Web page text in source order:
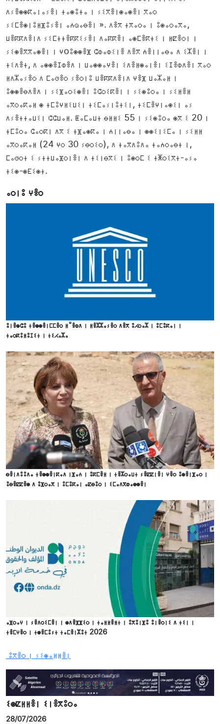
ⴷⵢⴻⵙⵙⴽⴰⵏⴰⵢⴻⵏ ⵜⴰⵙⵓⵜⴰ ⵏ ⵢⵉⴳⴻⵏⵙⴰⵙⴻⵏ ⴳⴰⵔ
ⵢⵉⵎⴻⵙⵏⵓⵍⴼⵓⵢⴻⵏ ⴰⵄⵕⴰⴱⴻⵏ ». ⴷⴻⴳ ⵜⴳⴰⵔⴰ ⵏ ⵓⵙⴰⵔⴰⴳⴰ,
ⵡⴻⴽⴽⴷⴻⵏⴷ ⵢⵉⵎⵜⵜⴻⴽⴽⵉⵢⴻⵏ ⴷⴰⴽⴽⴻⵏ ⴰⵙⵎⴻⴽⵜⵉ ⵏ ⵍⵇⴻⵔⵏ ⵏ
ⵢⵉⵙⴻⴳⴳⴰⵙⴻⵏ ⵏ ⵖoⵓⵙⵙⴻⴼ ⵛⵀⴰⵀⵉⵏⴻ ⴷⴻⴳ ⵄⴻⵏⵏⴰⴱⴰ ⴷ ⵉⵣⴻⵏ ⵏ
ⵜⵉⴷⴻⵜ, ⴷ ⴰⵙⵙⴻⵊⵀⴻⴷ ⵏ ⵡⴰⵙⵙⴰⵖⴻⵏ ⵉⴷⴻⵍⵙⴰⵏⴻⵏ ⵉⵊⴻⵀⴷⴻⵏ ⴳⴰⵔ
ⵍⴷⵣⴰⵢⴻⵔ ⴷ ⵎⴰⵚⴻⵔ ⵢⴻⵔⵏⵓ ⵡⴻⴽⴽⴷⴻⵏⴷ ⵖⴻⴼ ⵡⴰⵣⴰⵍ ⵏ
ⵓⵙⵙⴻⴱⴷⴻⴷ ⵏ ⵢⵉⴼⴰⵔⵉⵙⴻⵏ ⵓⵛⵔⵉⴽⴻⵏ ⵏ ⵢⵉⵙⵓⵔⴰ ⵏ ⵢⵉⵍⴻⵍ
ⴰⴳⵔⴰⴽⴰⵍ ⵙ ⵜⵎⵓⵖⵍⵉⵡⵉⵏ ⵜⵉⵎⴰⵢⵏⵓⵜⵉⵏ, ⵜⵉⵎⴻⵖⵏⴰⵙⵉⵏ ⴰⵢ
ⴷⵢⴻⵜⵜⴰⵡⵉⵏ ⵛⵛⵡⴰⵍ. ⵟⴰⵎⴰⵡⵜ ⴱⵍⵍⵉ 55 ⵏ ⵢⵉⵙⵓⵔⴰ ⵙⴳ ⵉ 20 ⵏ
ⵜⵎⵓⵔⴰ ⵛⴰⵔⴽⵏ ⴷⴳ ⵉ ⵜⴼⴰⵙⴽⴰ ⵏ ⵄⵏⵏⴰⴱⴰ ⵏ ⵙⵙⵉⵏⵉⵎⴰ ⵏ ⵢⵉⵍⵍ
ⴰⴳⵔⴰⴽⴰⵍ (24 ⵖⵔ 30 ⵢⴱⵔⵉⵔ), ⴷ ⵜⴰⴳⴷⵓⴷⴰ ⵜⴰⵄⵔⴰⴱⵜ ⵏ,
ⵎⴰⵚⵔⵜ ⵉ ⵢⵜⵜⵡⴰⴼⵔⵏⴻⵏ ⴷ ⵜⵉⵏⴱⴳⵉ ⵏ ⵓⵙⵔⵎ ⵉ ⵜⵥⵔⵉⴳⵜ-ⴰⵢⴰ
ⵜⵉⵙ-ⵙⴹⵉⵙⵜ.
ⴰⵔⵏⵓ ⵖⴻⵔ
ⵓⵏⴻⵙⵛⵓ ⵜⴻⵙⵙⴻⵏⵎⵎⴻⵔ ⵍⵯⴻⵀⴷ ⵏ ⵍⴻⵣⵣⴰⵢⴻⵔ ⴷⴻⴳ ⵓⵃⵔⴰⵣ ⵏ ⵓⵎⵓⴽⴰⵏ ⵏ
ⵜⴰⵔⴽⵓⵍⵓⵊⵉⵜ ⵏ ⵜⵉⵃⴰⵣⴰ
ⴱⴻⵏⴷⵓⵓⴷⴰ ⵜⴻⵙⵙⴻⵏⴽⴰⴷ ⵏⴼⴰⵄ ⵏ ⵓⴽⵎⴻⵍ ⵏ ⵜⴻⵣⵔⴰⵡⵜ ⵢⴻⵇⵇⵏⴻⵏ ⵖⴻⵔ ⵓⵙⴻⵏⴼⴰⵔ ⵏ
ⵓⴱⴻⵇⵇⴻⵙ ⴷ ⵓⴼⵔⴰⴳ ⵏ ⵓⵎⵓⴽⴰⵏ ⴰⵇⴱⵓⵔ ⵏ ⵉⵎⴰⴷⴳⵀⴰⵙⵙⴻⵏ
ⴰⴼⵔⴰⵖ ⵏ ⵢⴻⴷⵔⵉⵎⴻⵏ ⵏ ⵙⴷⴻⴼⴼⵉⵔ ⵏ ⵜⴰⵍⵍⴻⵍⵜ ⵏ ⵓⴳⵓⵏⴼⵓ ⵓⵏⴻⵔⵏⵉ ⴷ ⵜⵉⵏ ⵏ
ⵜⴻⵎⵖⴻⵔ ⵏ ⵜⵙⴻⵎⵓⵢⵜ ⵜⴰⵎⴻⵏⵣⵓⵜ 2026
ⵓⴳⴻⵔ ⵏ ⵢⵉⵙⴰⵍⵍⴻⵏ
ⵉⵙⵇⵍⵍⴻⵏ ⵉⵏⴻⴳⵓⵔⴰ
28/07/2026